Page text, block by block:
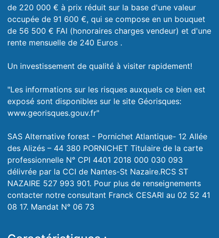
de 220 000 € à prix réduit sur la base d'une valeur
occupée de 91 600 €, qui se compose en un bouquet
de 56 500 € FAI (honoraires charges vendeur) et d'une
rente mensuelle de 240 Euros .
Un investissement de qualité à visiter rapidement!
"Les informations sur les risques auxquels ce bien est
exposé sont disponibles sur le site Géorisques:
www.georisques.gouv.fr"
SAS Alternative forest - Pornichet Atlantique- 12 Allée
des Alizés – 44 380 PORNICHET Titulaire de la carte
professionnelle N° CPI 4401 2018 000 030 093
délivrée par la CCI de Nantes-St Nazaire.RCS ST
NAZAIRE 527 993 901. Pour plus de renseignements
contacter notre consultant Franck CESARI au 02 52 41
08 17. Mandat N° 06 73